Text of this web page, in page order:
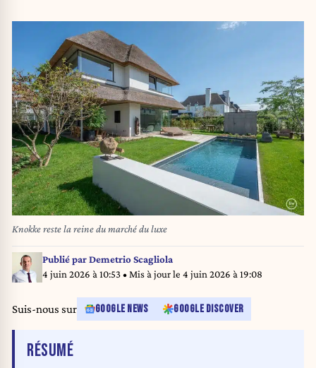
Knokke reste la reine du marché du luxe
Publié parDemetrio Scagliola
4 juin 2026 à 10:53• Mis à jour le 4 juin 2026 à 19:08
Suis-nous sur GOOGLE NEWS GOOGLE DISCOVER
RÉSUMÉDE L'ARTICLE